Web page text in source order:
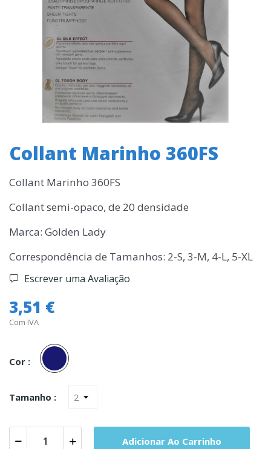
Collant Marinho 360FS
Collant Marinho 360FS
Collant semi-opaco, de 20 densidade
Marca: Golden Lady
Correspondência de Tamanhos: 2-S, 3-M, 4-L, 5-XL
Escrever uma Avaliação
3,51 €
Com IVA
Cor :
Marinho
Tamanho :
Adicionar Ao Carrinho